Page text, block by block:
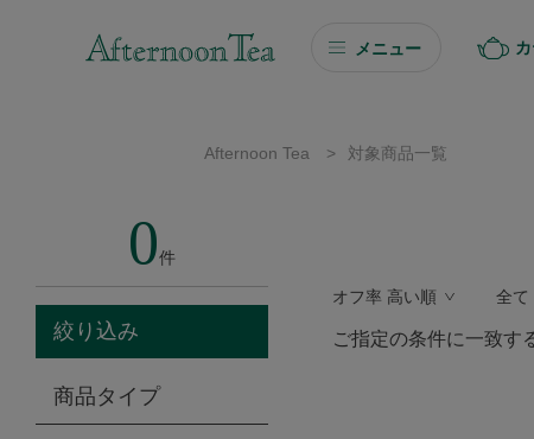
メニュー
ソーシャルギフト
カタログギフト
Afternoon Tea > 対象商品一覧
0件
絞り込み
商品タイプ
オフ率 高い順 全て
ご指定の条件に一致す